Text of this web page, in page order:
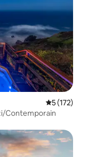
Évaluation
5 (172)
Contemporain